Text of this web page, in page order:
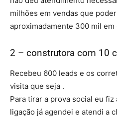
milhões em vendas que
aproximadamente 300 mil em
2 – construtora com 10
Recebeu 600 leads e os
visita que seja .
Para tirar a prova social eu
ligação já agendei e atendi a